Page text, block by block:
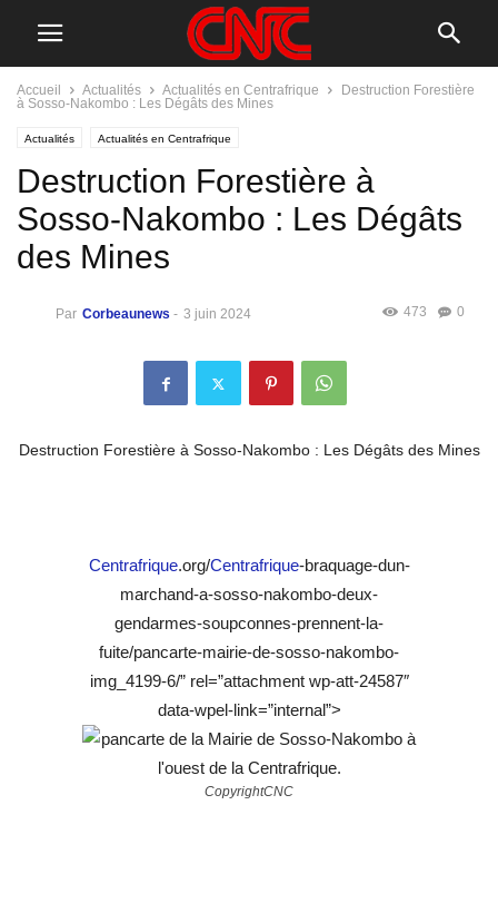
Accueil Actualités Actualités en Centrafrique
Destruction Forestière
à Sosso-Nakombo : Les Dégâts des Mines
Actualités Actualités en Centrafrique
Destruction Forestière à
Sosso-Nakombo : Les Dégâts
des Mines
Par Corbeaunews - 3 juin 2024 0
473
Destruction Forestière à Sosso-Nakombo : Les Dégâts des Mines
Centrafrique.org/Centrafrique-braquage-dun-
marchand-a-sosso-nakombo-deux-
gendarmes-soupconnes-prennent-la-
fuite/pancarte-mairie-de-sosso-nakombo-
img_4199-6/” rel=”attachment wp-att-24587″
data-wpel-link=”internal”>
CopyrightCNC